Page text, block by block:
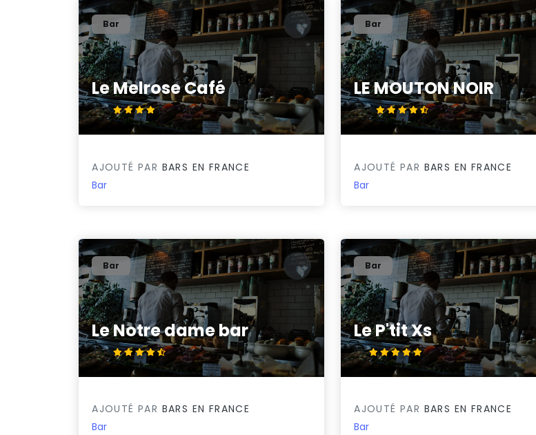
Le Melrose Café
4.3/5
Bar
AJOUTÉ PAR BARS EN FRANCE
Bar
LE MOUTON NOIR
4.9/5
Bar
AJOUTÉ PAR BARS EN FRANCE
Bar
Le Notre dame bar
4.5/5
Bar
AJOUTÉ PAR BARS EN FRANCE
Bar
Le P'tit Xs
5/5
Bar
AJOUTÉ PAR BARS EN FRANCE
Bar